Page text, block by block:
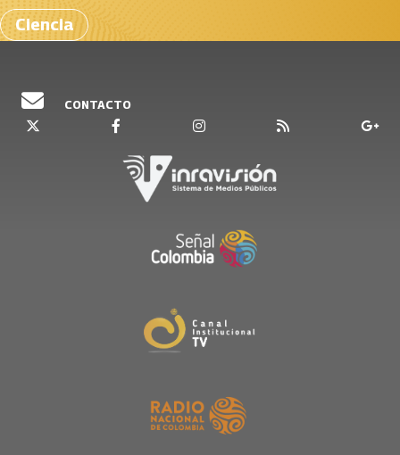
Ciencia
CONTACTO